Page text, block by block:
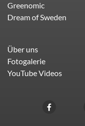
Greenomic
Dream of Sweden
Über uns
Fotogalerie
YouTube Videos